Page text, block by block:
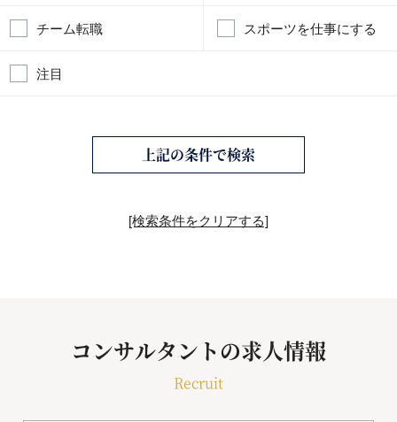
チーム転職 スポーツを仕事にする
注目
上記の条件で検索
[検索条件をクリアする]
コンサルタントの求人情報
Recruit